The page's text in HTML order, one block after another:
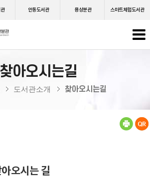
안동도서관 용상분관 스마트체험도서관
찾아오시는길
도서관소개 찾아오시는길
오시는 길